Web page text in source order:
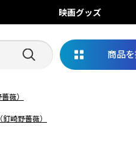
映画グッズ
商品
薇）
崎野薔薇）